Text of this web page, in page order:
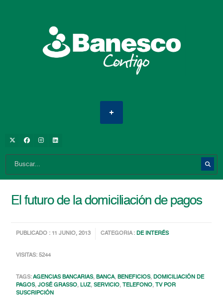
El futuro de la domiciliación de pagos
PUBLICADO : 11 JUNIO, 2013 CATEGORIA :DE INTERÉS
VISITAS: 5244
TAGS:AGENCIAS BANCARIAS,BANCA,BENEFICIOS,DOMICILIACIÓN DE
PAGOS,JOSÉ GRASSO,LUZ,SERVICIO, TELEFONO, TV POR
SUSCRIPCIÓN